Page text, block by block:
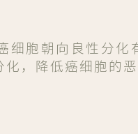
细胞朝向良性分化
，降低癌细胞的恶